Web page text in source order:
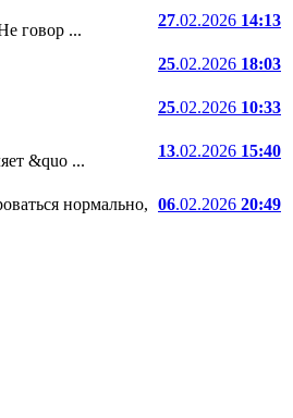
говор ...
27.02.2026 14:13
25.02.2026 18:03
25.02.2026 10:33
&quo ...
13.02.2026 15:40
нормально, 06.02.2026 20:49